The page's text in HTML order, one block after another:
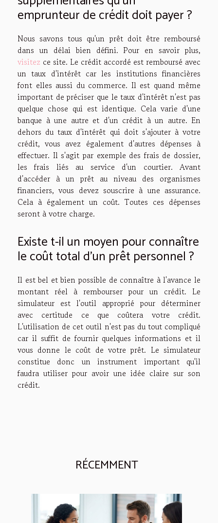
emprunteur de crédit doit payer ?
Nous savons tous qu'un prêt doit être remboursé
dans un délai bien défini. Pour en savoir plus,
visitez ce site. Le crédit accordé est remboursé avec
un taux d'intérêt car les institutions financières
font elles aussi du commerce. Il est quand même
important de préciser que le taux d'intérêt n'est pas
quelque chose qui est identique. Cela varie d'une
banque à une autre et d'un crédit à un autre. En
dehors du taux d'intérêt qui doit s'ajouter à votre
crédit, vous avez également d'autres dépenses à
effectuer. Il s'agit par exemple des frais de dossier,
les frais liés au service d'un courtier. Avant
d'accéder à un prêt au niveau des organismes
financiers, vous devez souscrire à une assurance.
Cela à également un coût. Toutes ces dépenses
seront à votre charge.
Existe t-il un moyen pour connaître
le coût total d'un prêt personnel ?
Il est bel et bien possible de connaître à l'avance le
montant réel à rembourser pour un crédit. Le
simulateur est l'outil approprié pour déterminer
avec certitude ce que coûtera votre crédit.
L'utilisation de cet outil n'est pas du tout compliqué
car il suffit de fournir quelques informations et il
vous donne le coût de votre prêt. Le simulateur
constitue donc un instrument important qu'il
faudra utiliser pour avoir une idée claire sur son
crédit.
RÉCEMMENT